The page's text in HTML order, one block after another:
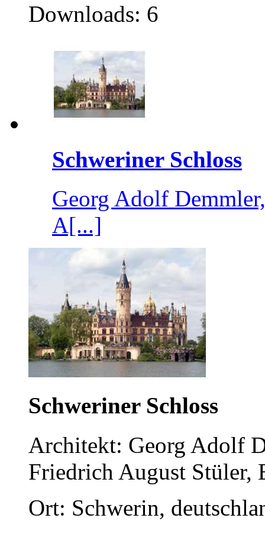
Downloads: 6
Schweriner Schloss
Georg Adolf
A[...]
Schweriner Schloss
Architekt: Georg Adolf
Friedrich August Stüler,
Ort: Schwerin,